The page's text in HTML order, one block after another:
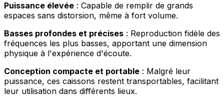
Puissance élevée : Capable de remplir de grands
espaces sans distorsion, même à fort volume.
Basses profondes et précises : Reproduction fidèle des
fréquences les plus basses, apportant une dimension
physique à l'expérience d'écoute.
Conception compacte et portable : Malgré leur
puissance, ces caissons restent transportables, facilitant
leur utilisation dans différents lieux.